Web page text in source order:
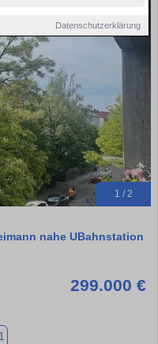
Datenschutzerklärung
1 / 2
nahe UBahnstation
299.000 €